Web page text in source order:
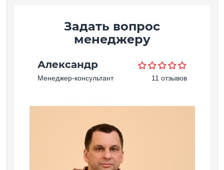
Задать вопрос
менеджеру
Александр
Менеджер-консультант 11 отзывов